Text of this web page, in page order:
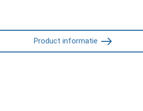
Product informatie